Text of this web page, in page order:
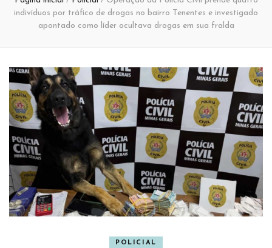
indivíduos por tráfico de drogas no bairro Tenentes e investigado
apontado como líder ocultava drogas em sua fralda
POLICIAL